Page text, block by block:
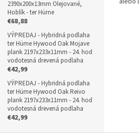
2390x200x13mm Olejované,
Hoblík - ter Hürne
€68,88
VÝPREDAJ - Hybridná podlaha
ter Hürne Hywood Oak Mojave
plank 2197x233x11mm - 24. hod
vodotesná drevená podlaha
€42,99
VÝPREDAJ - Hybridná podlaha
ter Hürne Hywood Oak Reivo
plank 2197x233x11mm - 24. hod
vodotesná drevená podlaha
€42,99